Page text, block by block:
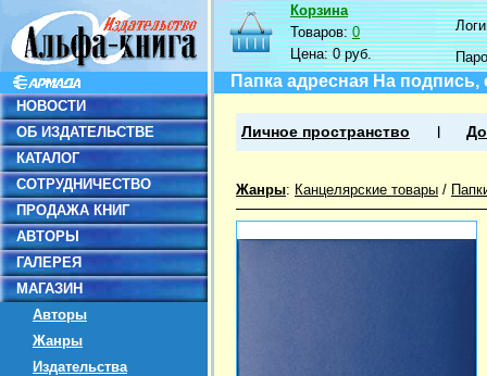
НОВОСТИ
ОБ ИЗДАТЕЛЬСТВЕ
КАТАЛОГ
СОТРУДНИЧЕСТВО
ПРОДАЖА КНИГ
АВТОРЫ
ГАЛЕРЕЯ
МАГАЗИН
Авторы
Жанры
Издательства
Корзина
Товаров:0
Цена:0 руб.
Папка адресная На подпись,
Личное пространство
Жанры: Канцелярские товары /